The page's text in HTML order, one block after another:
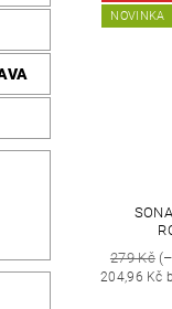
NOVINKA
279 Kč
204,96 Kč